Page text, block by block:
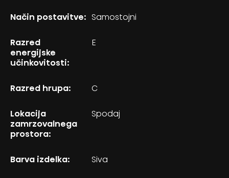
Način postavitve: Samostojni
Razred
energijske
učinkovitosti:
E
Razred hrupa: C
Lokacija
zamrzovalnega
prostora:
Spodaj
Barva izdelka: Siva